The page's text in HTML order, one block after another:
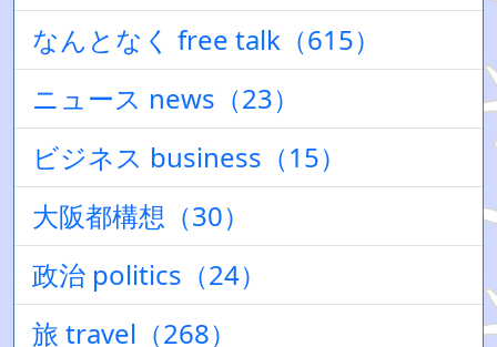
なんとなく free talk（615）
ニュース news（23）
ビジネス business（15）
大阪都構想（30）
政治 politics（24）
旅 travel（268）